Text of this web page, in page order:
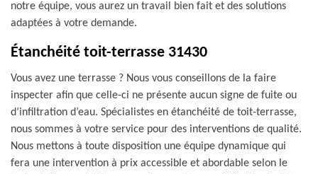
notre équipe, vous aurez un travail bien fait et des solutions
adaptées à votre demande.
Étanchéité toit-terrasse 31430
Vous avez une terrasse ? Nous vous conseillons de la faire
inspecter afin que celle-ci ne présente aucun signe de fuite ou
d’infiltration d’eau. Spécialistes en étanchéité de toit-terrasse,
nous sommes à votre service pour des interventions de qualité.
Nous mettons à toute disposition une équipe dynamique qui
fera une intervention à prix accessible et abordable selon le